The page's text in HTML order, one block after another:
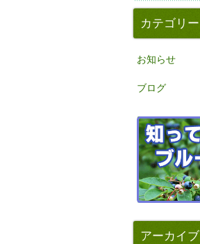
カテゴリー
お知らせ
ブログ
アーカイブ